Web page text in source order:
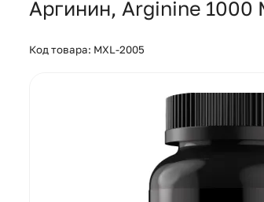
Аргинин, Arginine 1000
Код товара: MXL-2005